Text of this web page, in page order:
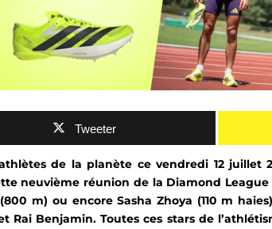
Tweeter
de la planète ce vendredi 12 juillet
neuvième réunion de la Diamond
m) ou encore Sasha Zhoya (110 m
Rai Benjamin. Toutes ces stars de l’